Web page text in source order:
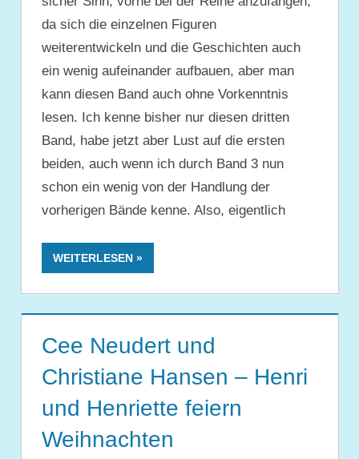
da sich die einzelnen Figuren
weiterentwickeln und die Geschichten auch
ein wenig aufeinander aufbauen, aber man
kann diesen Band auch ohne Vorkenntnis
lesen. Ich kenne bisher nur diesen dritten
Band, habe jetzt aber Lust auf die ersten
beiden, auch wenn ich durch Band 3 nun
schon ein wenig von der Handlung der
vorherigen Bände kenne. Also, eigentlich
WEITERLESEN
Cee Neudert und
Christiane Hansen – Henri
und Henriette feiern
Weihnachten